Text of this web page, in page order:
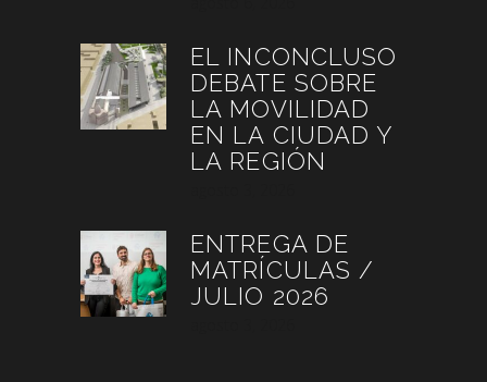
EL INCONCLUSO
DEBATE SOBRE
LA MOVILIDAD
EN LA CIUDAD Y
LA REGIÓN
ENTREGA DE
MATRÍCULAS /
JULIO 2026